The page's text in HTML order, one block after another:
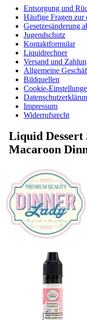
Entsorgung und
Häufige Fragen zur
Gesetzesänderung
Jugendschutz
Kontaktformular
Liquidrechner
Versand und
Allgemeine
Bildquellen
Cookie-
Impressum
Widerrufsrecht
Liquid Dessert
Macaroon